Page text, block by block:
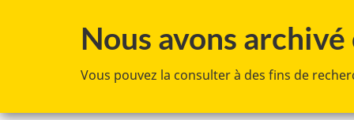
Nous avons
Vous pouvez la consulter à des fins de